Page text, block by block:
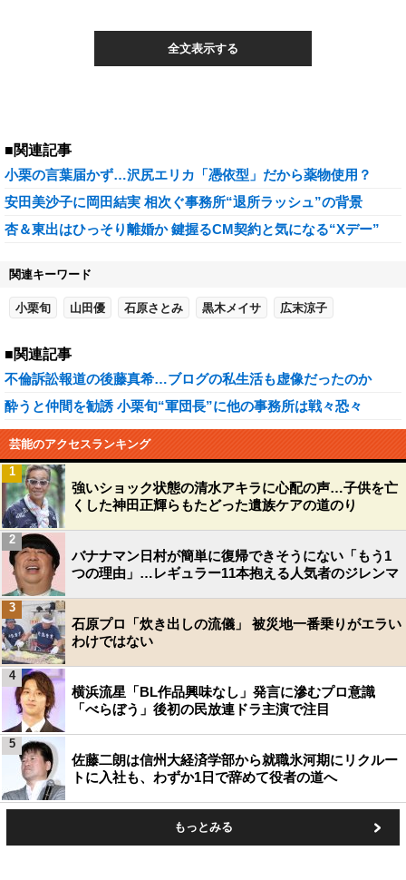
全文表示する
■関連記事
小栗の言葉届かず…沢尻エリカ「憑依型」だから薬物使用？
安田美沙子に岡田結実 相次ぐ事務所“退所ラッシュ”の背景
杏＆東出はひっそり離婚か 鍵握るCM契約と気になる“Xデー”
関連キーワード
小栗旬 山田優 石原さとみ 黒木メイサ 広末涼子
■関連記事
不倫訴訟報道の後藤真希…ブログの私生活も虚像だったのか
酔うと仲間を勧誘 小栗旬“軍団長”に他の事務所は戦々恐々
芸能のアクセスランキング
強いショック状態の清水アキラに心配の声…子供を亡
くした神田正輝らもたどった遺族ケアの道のり
1
バナナマン日村が簡単に復帰できそうにない「もう1
つの理由」…レギュラー11本抱える人気者のジレンマ
2
石原プロ「炊き出しの流儀」 被災地一番乗りがエラい
わけではない
3
横浜流星「BL作品興味なし」発言に滲むプロ意識
「べらぼう」後初の民放連ドラ主演で注目
4
佐藤二朗は信州大経済学部から就職氷河期にリクルー
トに入社も、わずか1日で辞めて役者の道へ
5
もっとみる